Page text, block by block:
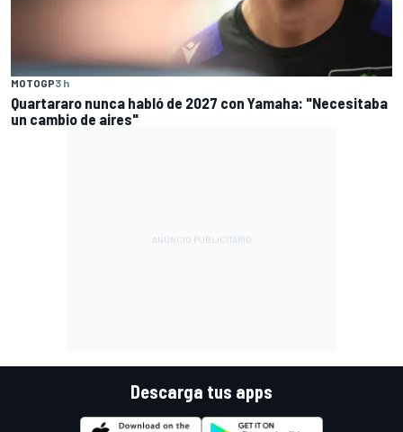
MOTOGP3 h
Quartararo nunca habló de 2027 con Yamaha: "Necesitaba
un cambio de aires"
Descarga tus apps